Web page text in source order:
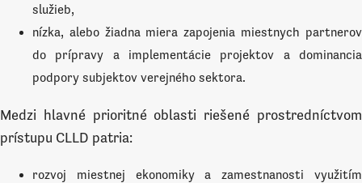
služieb,
nízka, alebo žiadna miera zapojenia miestnych partnerov
do prípravy a implementácie projektov a dominancia
podpory subjektov verejného sektora.
Medzi hlavné prioritné oblasti riešené prostredníctvom
prístupu CLLD patria:
rozvoj miestnej ekonomiky a zamestnanosti využitím